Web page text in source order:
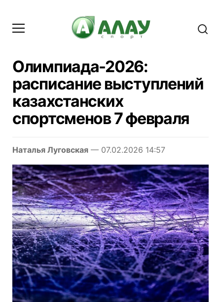
Олимпиада-2026:
расписание выступлений
казахстанских
спортсменов 7 февраля
Наталья Луговская — 07.02.2026 14:57